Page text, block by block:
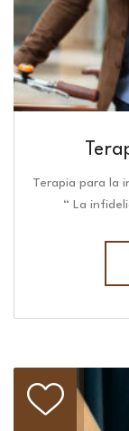
Terapia para la
“ La